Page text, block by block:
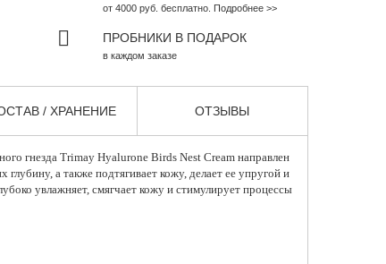
от 4000 руб. бесплатно. Подробнее >>
ПРОБНИКИ В ПОДАРОК
в каждом заказе
/ ХРАНЕНИЕ ОТЗЫВЫ
гнездаTrimayHyalurone Birds Nest Cream направлен
а также подтягивает кожу, делает ее упругой и
увлажняет, смягчает кожу и стимулирует процессы